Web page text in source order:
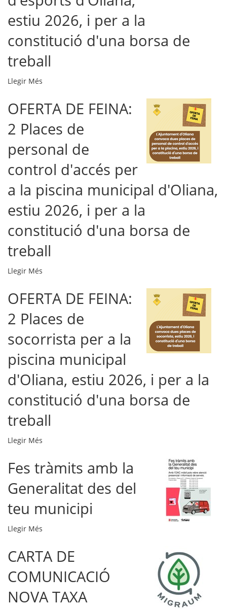
la
ciutadania,
i
per
la
d'una
de
-
estiu 2026, i per a la
constitució d'una borsa de
treball
OFERTA
FEINA:
1
plaça
monitor
de
suport
a
l'àrea
d'esports
estiu
i
per
constitució
d'una
borsa
de
-
Llegir Més
OFERTA DE FEINA:
2 Places de
personal de
control d'accés per
a la piscina municipal d'Oliana,
estiu 2026, i per a la
constitució d'una borsa de
treball
OFERTA
FEINA:
2
Places
personal
control
d'accés
per
a
piscina
d'Oliana,
2026,
per
a
la
constitució
borsa
de
treball
Llegir Més
OFERTA DE FEINA:
2 Places de
socorrista per a la
piscina municipal
d'Oliana, estiu 2026, i per a la
constitució d'una borsa de
treball
OFERTA
FEINA:
2
Places
socorrista
a
piscina
d'Oliana,
estiu
2026,
Llegir Més
Fes tràmits amb la
Generalitat des del
teu municipi
Fes
amb
la
Generalitat
del
Llegir Més
CARTA DE
COMUNICACIÓ
NOVA TAXA